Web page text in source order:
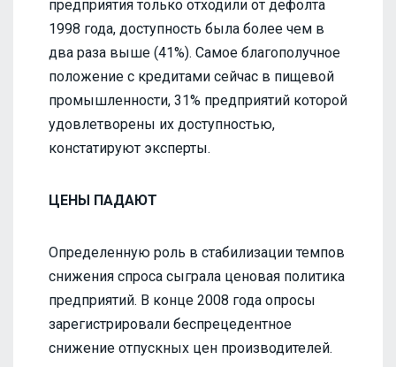
предприятия только отходили от дефолта
1998 года, доступность была более чем в
два раза выше (41%). Самое благополучное
положение с кредитами сейчас в пищевой
промышленности, 31% предприятий которой
удовлетворены их доступностью,
констатируют эксперты.
ЦЕНЫ ПАДАЮТ
Определенную роль в стабилизации темпов
снижения спроса сыграла ценовая политика
предприятий. В конце 2008 года опросы
зарегистрировали беспрецедентное
снижение отпускных цен производителей.